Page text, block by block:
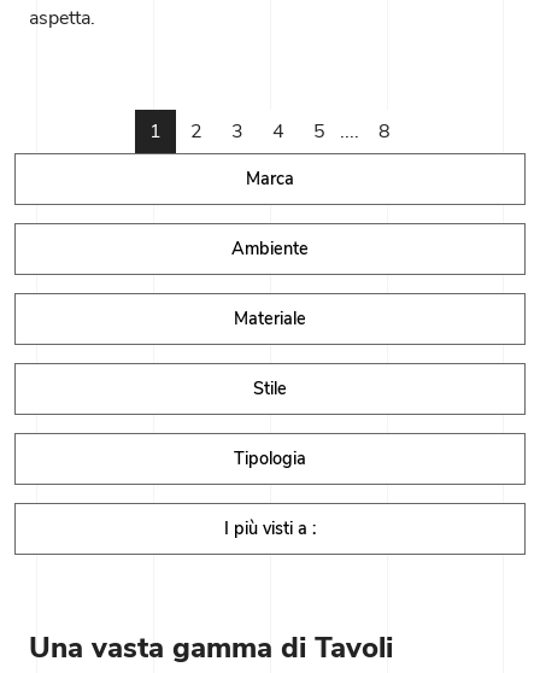
aspetta.
1 2 3 4 5 .... 8
Marca
Ambiente
Materiale
Stile
Tipologia
I più visti a :
Una vasta gamma di Tavoli